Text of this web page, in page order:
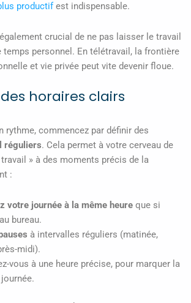
productifest indispensable.
crucial de ne pas laisser le travail
temps personnel. En télétravail, la frontière
et vie privée peut vite devenir floue.
horaires clairs
rythme, commencez par définir des
réguliers. Cela permet à votre cerveau de
» à des moments précis de la
:
votre journée à la même heureque si
bureau.
à intervalles réguliers (matinée,
midi).
vous à une heure précise, pour marquer la